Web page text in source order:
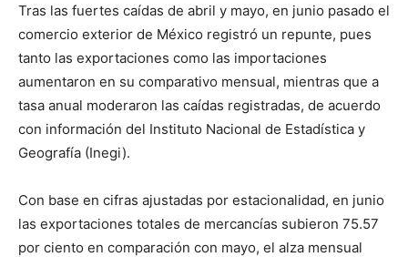
Tras las fuertes caídas de abril y mayo, en junio pasado el
comercio exterior de México registró un repunte, pues
tanto las exportaciones como las importaciones
aumentaron en su comparativo mensual, mientras que a
tasa anual moderaron las caídas registradas, de acuerdo
con información del Instituto Nacional de Estadística y
Geografía (Inegi).
Con base en cifras ajustadas por estacionalidad, en junio
las exportaciones totales de mercancías subieron 75.57
por ciento en comparación con mayo, el alza mensual